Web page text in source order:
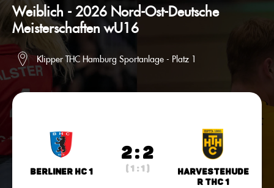
Weiblich - 2026 Nord-Ost-Deutsche
Meisterschaften wU16
Klipper THC Hamburg Sportanlage - Platz 1
Berliner HC 1
2 : 2
( 1 : 1 )
Harvestehude
r THC 1